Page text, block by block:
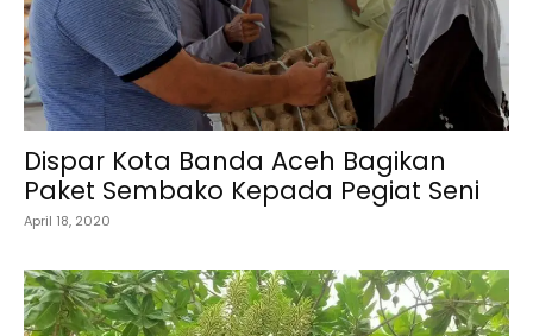
Dispar Kota Banda Aceh Bagikan
Paket Sembako Kepada Pegiat Seni
April 18, 2020